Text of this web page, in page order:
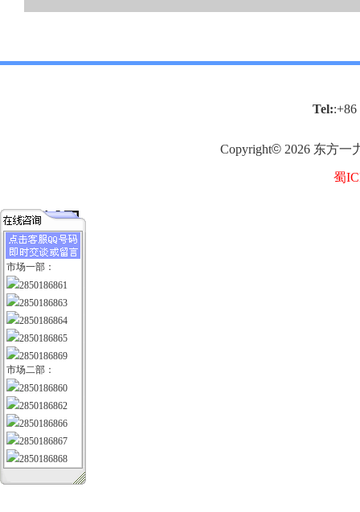
Tel::+86
Copyright© 2026 东方一
蜀
市场一部：
2850186861
2850186863
2850186864
2850186865
2850186869
市场二部：
2850186860
2850186862
2850186866
2850186867
2850186868